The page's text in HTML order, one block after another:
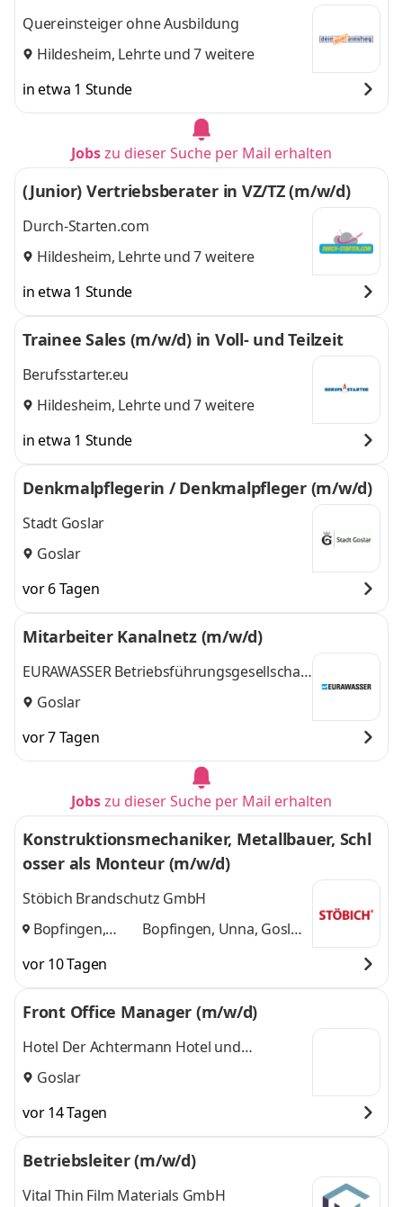
Quereinsteiger ohne Ausbildung
Hildesheim, Lehrteund 7 weitere
in etwa 1 Stunde
Jobszu dieser Suche per Mail erhalten
(Junior) Vertriebsberater in VZ/TZ (m/w/d)
Durch-Starten.com
Hildesheim, Lehrteund 7 weitere
in etwa 1 Stunde
Trainee Sales (m/w/d) in Voll- und Teilzeit
Berufsstarter.eu
Hildesheim, Lehrteund 7 weitere
in etwa 1 Stunde
Denkmalpflegerin / Denkmalpfleger (m/w/d)
Stadt Goslar
Goslar
vor 6 Tagen
Mitarbeiter Kanalnetz (m/w/d)
EURAWASSER Betriebsführungsgesellschaft
mbHGoslar
vor 7 Tagen
Jobszu dieser Suche per Mail erhalten
Konstruktionsmechaniker, Metallbauer, Schl
osser als Monteur (m/w/d)
Stöbich Brandschutz GmbH
Bopfingen,
Bopfingen, Unna, Goslar
vor 10 Tagen
Front Office Manager (m/w/d)
Hotel Der Achtermann Hotel und
Tagungszentrum Goslar
Goslar
vor 14 Tagen
Betriebsleiter (m/w/d)
Vital Thin Film Materials GmbH